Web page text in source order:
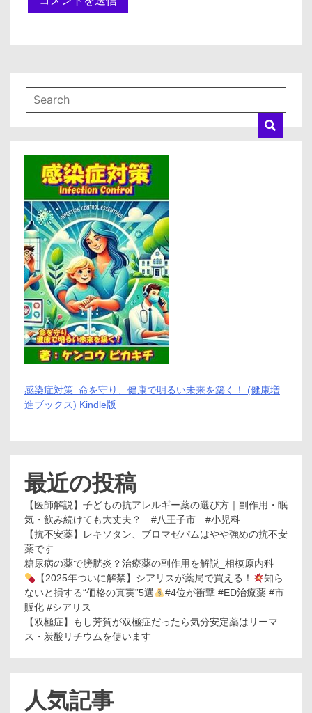
感染症対策: 命を守り、健康で明るい未来を築く！ (健康増
進ブックス) Kindle版
最近の投稿
【医師解説】子どもの抗アレルギー薬の選び方｜副作用・眠
気・飲み続けても大丈夫？ #八王子市 #小児科
【抗不安薬】レキソタン、ブロマゼパムはやや強めの抗不安
薬です
糖尿病の薬で膀胱炎？治療薬の副作用を解説_相模原内科
【2025年ついに解禁】シアリスが薬局で買える！
知ら
ないと損する“価格の真実”5選
#4位が衝撃 #ED治療薬 #市
販化 #シアリス
【双極症】もし芳賀が双極症だったら気分安定薬はリーマ
ス・炭酸リチウムを使います
人気記事